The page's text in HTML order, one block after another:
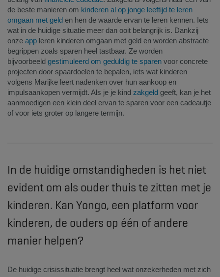
de beste manieren om kinderen al op jonge leeftijd te leren
omgaan met geld en hen de waarde ervan te leren kennen. Iets
wat in de huidige situatie meer dan ooit belangrijk is. Dankzij
onze app leren kinderen omgaan met geld en worden abstracte
begrippen zoals sparen heel tastbaar. Ze worden
bijvoorbeeld gestimuleerd om geduldig te sparen voor concrete
projecten door spaardoelen te bepalen, iets wat kinderen
volgens Marijke leert nadenken over hun aankoop en
impulsaankopen vermijdt. Als je je kind zakgeld geeft, kan je het
aanmoedigen een klein deel ervan te sparen voor een cadeautje
of voor iets groter op langere termijn.
In de huidige omstandigheden is het niet
evident om als ouder thuis te zitten met je
kinderen. Kan Yongo, een platform voor
kinderen, de ouders op één of andere
manier helpen?
De huidige crisissituatie brengt heel wat onzekerheden met zich